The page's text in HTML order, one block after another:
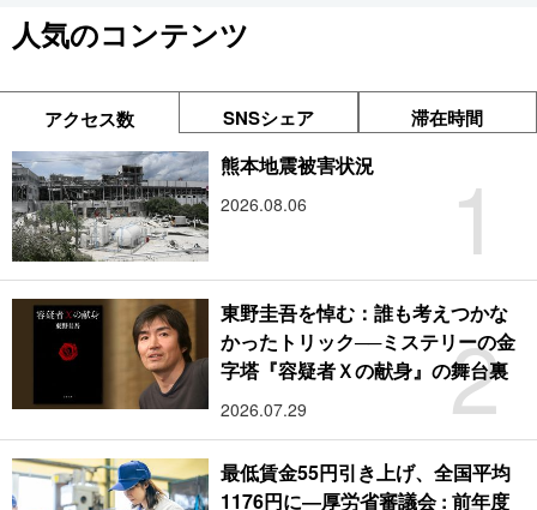
人気のコンテンツ
アクセス数 SNSシェア 滞在時間
1
熊本地震被害状況
2026.08.06
2
東野圭吾を悼む：誰も考えつかな
かったトリック──ミステリーの金
字塔『容疑者Ｘの献身』の舞台裏
2026.07.29
最低賃金55円引き上げ、全国平均
1176円に―厚労省審議会 : 前年度